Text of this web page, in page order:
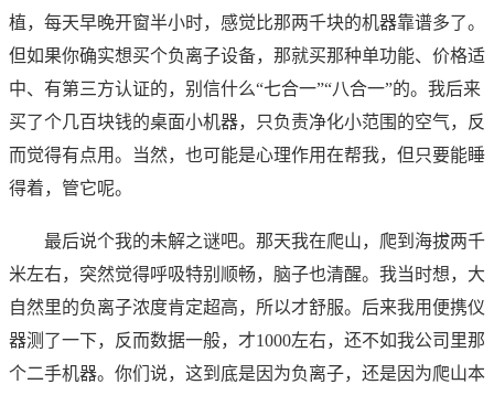
植，每天早晚开窗半小时，感觉比那两千块的机器靠谱多了。
但如果你确实想买个负离子设备，那就买那种单功能、价格适
中、有第三方认证的，别信什么“七合一”“八合一”的。我后来
买了个几百块钱的桌面小机器，只负责净化小范围的空气，反
而觉得有点用。当然，也可能是心理作用在帮我，但只要能睡
得着，管它呢。
最后说个我的未解之谜吧。那天我在爬山，爬到海拔两千
米左右，突然觉得呼吸特别顺畅，脑子也清醒。我当时想，大
自然里的负离子浓度肯定超高，所以才舒服。后来我用便携仪
器测了一下，反而数据一般，才1000左右，还不如我公司里那
个二手机器。你们说，这到底是因为负离子，还是因为爬山本